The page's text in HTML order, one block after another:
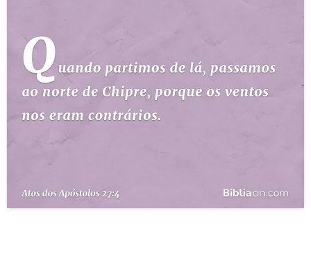
10 MANDAMENTOS
ESTUDOS BÍBLICOS
ESBOÇOS DE PREGAÇÃO
PERGUNTE À BÍBLIA